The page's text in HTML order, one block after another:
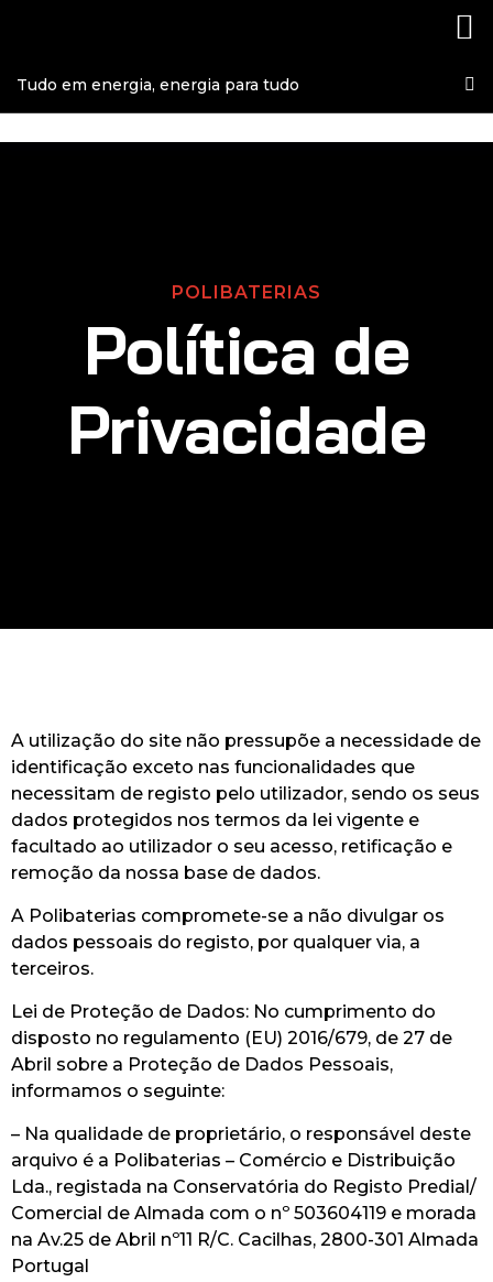
Tudo em energia, energia para tudo
POLIBATERIAS
Política de
Privacidade
A utilização do site não pressupõe a necessidade de
identificação exceto nas funcionalidades que
necessitam de registo pelo utilizador, sendo os seus
dados protegidos nos termos da lei vigente e
facultado ao utilizador o seu acesso, retificação e
remoção da nossa base de dados.
A Polibaterias compromete-se a não divulgar os
dados pessoais do registo, por qualquer via, a
terceiros.
Lei de Proteção de Dados: No cumprimento do
disposto no regulamento (EU) 2016/679, de 27 de
Abril sobre a Proteção de Dados Pessoais,
informamos o seguinte:
– Na qualidade de proprietário, o responsável deste
arquivo é a Polibaterias – Comércio e Distribuição
Lda., registada na Conservatória do Registo Predial/
Comercial de Almada com o nº 503604119 e morada
na Av.25 de Abril nº11 R/C. Cacilhas, 2800-301 Almada
Portugal